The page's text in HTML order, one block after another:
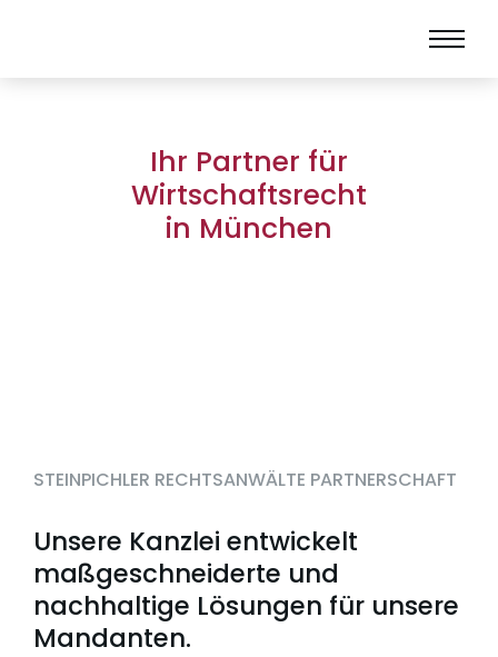
Ihr Partner für
Wirtschaftsrecht
in München
STEINPICHLER RECHTSANWÄLTE PARTNERSCHAFT
Unsere Kanzlei entwickelt
maßgeschneiderte und
nachhaltige Lösungen für unsere
Mandanten.